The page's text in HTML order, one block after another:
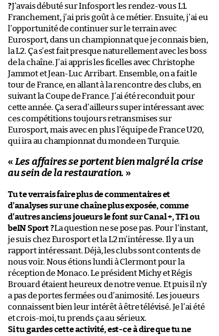
?J’avais débuté sur Infosport les rendez-vous L1.
Franchement, j’ai pris goût à ce métier. Ensuite, j’ai eu
l’opportunité de continuer sur le terrain avec
Eurosport, dans un championnat que je connais bien,
la L2. Ça s’est fait presque naturellement avec les boss
de la chaîne. J’ai appris les ficelles avec Christophe
Jammot et Jean-Luc Arribart. Ensemble, on a fait le
tour de France, en allant à la rencontre des clubs, en
suivant la Coupe de France. J’ai été reconduit pour
cette année. Ça sera d’ailleurs super intéressant avec
ces compétitions toujours retransmises sur
Eurosport, mais avec en plus l’équipe de France U20,
qui ira au championnat du monde en Turquie.
« Les affaires se portent bien malgré la crise
au sein de la restauration. »
Tu te verrais faire plus de commentaires et
d’analyses sur une chaîne plus exposée, comme
d’autres anciens joueurs le font sur Canal +, TF1 ou
beIN Sport ?La question ne se pose pas. Pour l’instant,
je suis chez Eurosport et la L2 m’intéresse. Il y a un
rapport intéressant. Déjà, les clubs sont contents de
nous voir. Nous étions lundi à Clermont pour la
réception de Monaco. Le président Michy et Régis
Brouard étaient heureux de notre venue. Et puis il n’y
a pas de portes fermées ou d’animosité. Les joueurs
connaissent bien leur intérêt à être télévisé. Je l’ai été
et crois-moi, tu prends ça au sérieux.
Si tu gardes cette activité, est-ce à dire que tu ne